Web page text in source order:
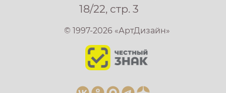
18/22, стр. 3
© 1997-2026 «АртДизайн»